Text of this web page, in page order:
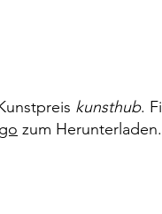
kunsthub.
zum Herunterladen.